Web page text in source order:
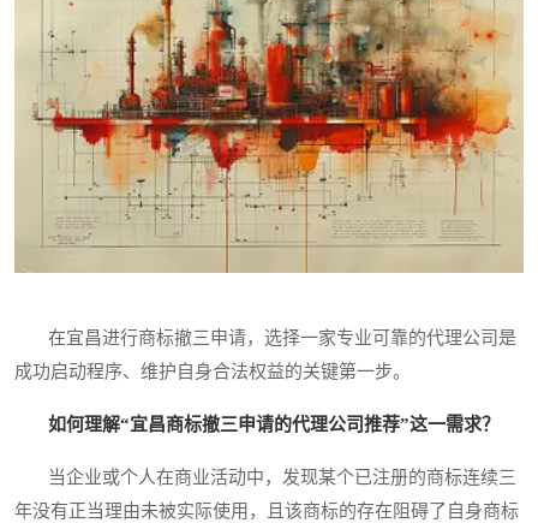
在宜昌进行商标撤三申请，选择一家专业可靠的代理公司是
成功启动程序、维护自身合法权益的关键第一步。
如何理解“宜昌商标撤三申请的代理公司推荐”这一需求？
当企业或个人在商业活动中，发现某个已注册的商标连续三
年没有正当理由未被实际使用，且该商标的存在阻碍了自身商标